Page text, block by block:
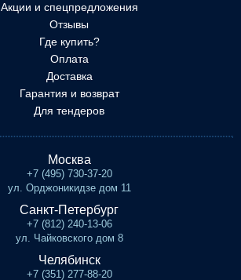
Акции и спецпредложения
Отзывы
Где купить?
Оплата
Доставка
Гарантия и возврат
Для тендеров
Москва
+7 (495) 730-37-20
ул. Орджоникидзе дом 11
Санкт-Петербург
+7 (812) 240-13-06
ул. Чайковского дом 8
Челябинск
+7 (351) 277-88-20